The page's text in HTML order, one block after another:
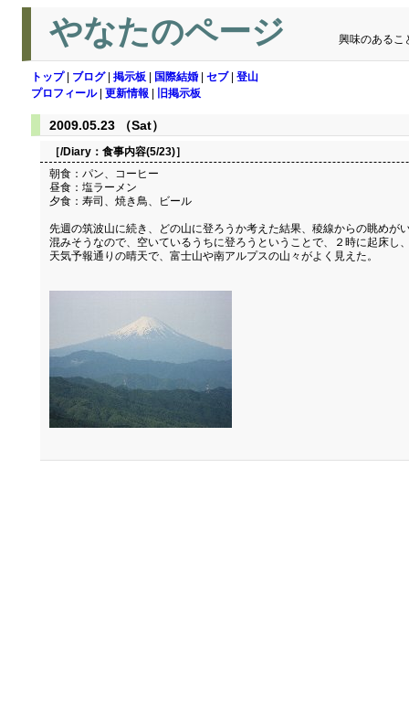
やなたのページ 興味のあるこ
トップ| ブログ| 掲示板 国際結婚 セブ| 登山
プロフィール| 更新情報 旧掲示板
2009.05.23 （Sat）
［/Diary： 食事内容(5/23)］
朝食：パン、コーヒー
昼食：塩ラーメン
夕食：寿司、焼き鳥、ビール
先週の筑波山に続き、どの山に登ろうか考えた結果、稜線からの眺めが
混みそうなので、空いているうちに登ろうということで、２時に起床し
天気予報通りの晴天で、富士山や南アルプスの山々がよく見えた。